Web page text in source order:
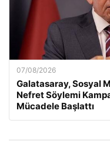
07/08/2026
Galatasaray, Sosyal
Nefret Söylemi
Mücadele Başlattı